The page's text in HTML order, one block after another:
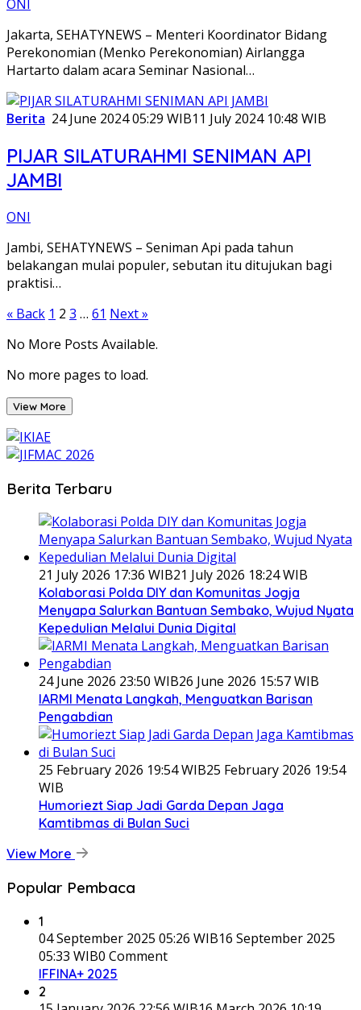
ONI
Jakarta, SEHATYNEWS – Menteri Koordinator Bidang
Perekonomian (Menko Perekonomian) Airlangga
Hartarto dalam acara Seminar Nasional…
Berita 24 June 2024 05:29 WIB11 July 2024 10:48 WIB
PIJAR SILATURAHMI SENIMAN API
JAMBI
ONI
Jambi, SEHATYNEWS – Seniman Api pada tahun
belakangan mulai populer, sebutan itu ditujukan bagi
praktisi…
Posts
pagination
« Back 1 2 3 … 61 Next »
No More Posts Available.
No more pages to load.
View More
Berita Terbaru
21 July 2026 17:36 WIB21 July 2026 18:24 WIB
Kolaborasi Polda DIY dan Komunitas Jogja
Menyapa Salurkan Bantuan Sembako, Wujud Nyata
Kepedulian Melalui Dunia Digital
24 June 2026 23:50 WIB26 June 2026 15:57 WIB
IARMI Menata Langkah, Menguatkan Barisan
Pengabdian
25 February 2026 19:54 WIB25 February 2026 19:54
WIB
Humoriezt Siap Jadi Garda Depan Jaga
Kamtibmas di Bulan Suci
View More
Popular Pembaca
1
04 September 2025 05:26 WIB16 September 2025
05:33 WIB0 Comment
IFFINA+ 2025
2